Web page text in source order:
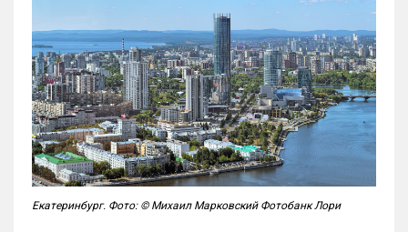
Екатеринбург. Фото: © Михаил Марковский Фотобанк Лори